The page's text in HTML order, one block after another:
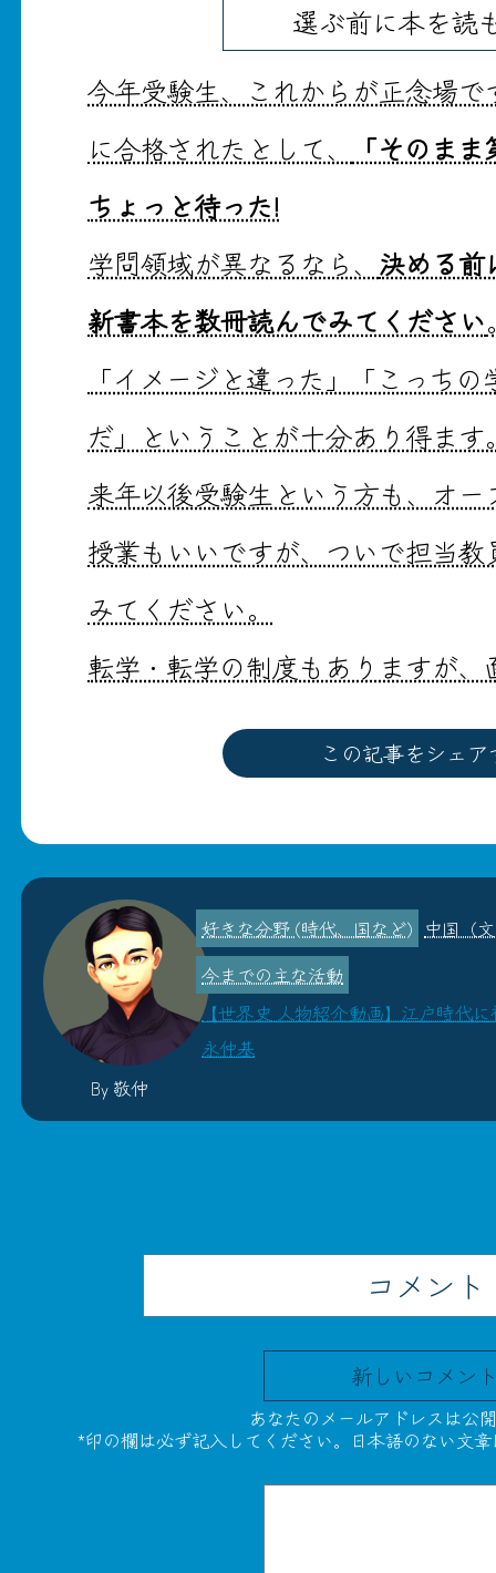
選ぶ前に本を読
今年受験生、これからが正念場
に合格されたとして、
「そのま
ちょっと待った!
学問領域が異なるなら、 決める前
新書本を数冊読んでみてください
「イメージと違った」「こっち
だ」ということが十分あり得ます
来年以後受験生という方も、オー
授業もいいですが、ついで担当
みてください。
転学・転学の制度もありますが
この記事をシェア
By 敬仲
中国（
【世界史 人物紹介動画】江戸時代
永仲基
コメント
新しいコメン
あなたのメールアドレスは公
*印の欄は必ず記入してください。日本語のない文